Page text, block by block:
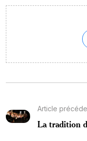
Article
La tradition